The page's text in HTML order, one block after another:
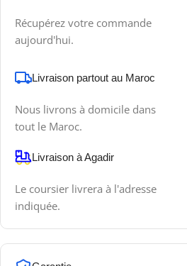
Récupérez votre commande
aujourd'hui.
Livraison partout au Maroc
Nous livrons à domicile dans
tout le Maroc.
Livraison à Agadir
Le coursier livrera à l'adresse
indiquée.